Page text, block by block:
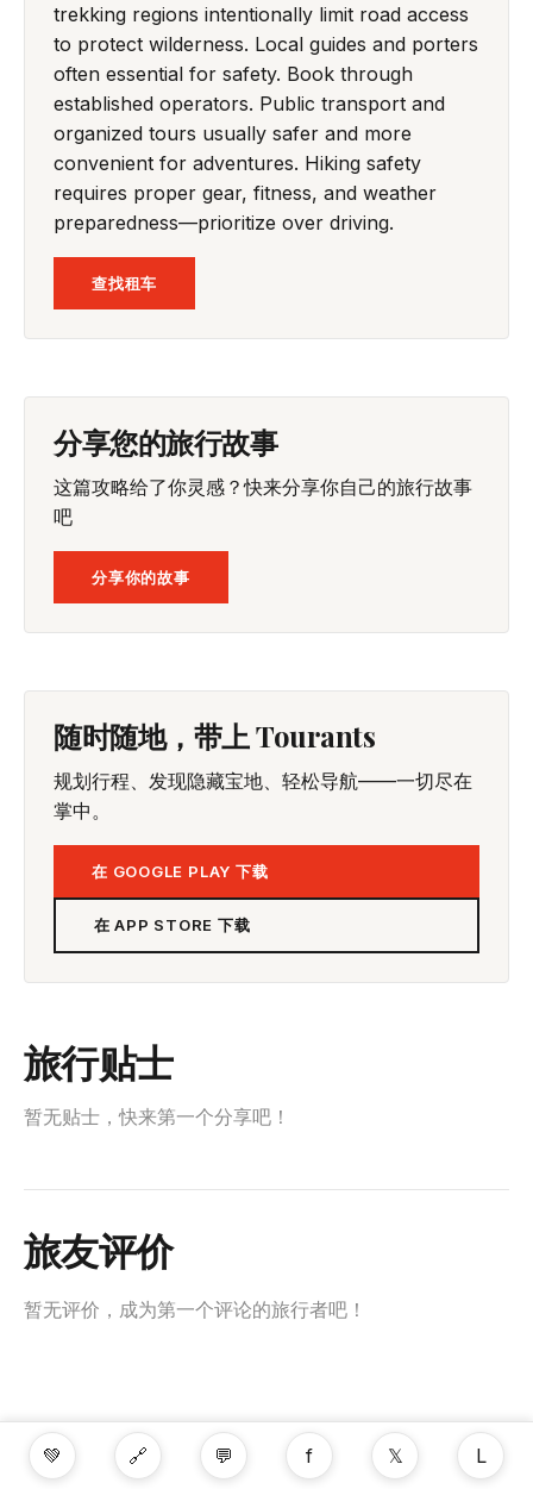
trekking regions intentionally limit road access
to protect wilderness. Local guides and porters
often essential for safety. Book through
established operators. Public transport and
organized tours usually safer and more
convenient for adventures. Hiking safety
requires proper gear, fitness, and weather
preparedness—prioritize over driving.
查找租车
分享您的旅行故事
这篇攻略给了你灵感？快来分享你自己的旅行故事
吧
分享你的故事
随时随地，带上 Tourants
规划行程、发现隐藏宝地、轻松导航——一切尽在
掌中。
在 GOOGLE PLAY 下载
在 APP STORE 下载
旅行贴士
暂无贴士，快来第一个分享吧！
旅友评价
暂无评价，成为第一个评论的旅行者吧！
💚 🔗 💬 f 𝕏 L